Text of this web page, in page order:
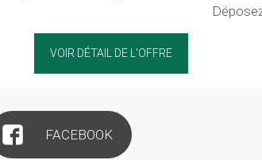
VOIR DÉTAIL DE L'OFFRE
FACEBOOK